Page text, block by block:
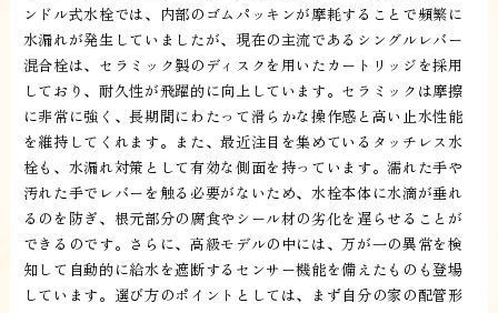
ンドル式水栓では、内部のゴムパッキンが摩耗することで頻繁に
水漏れが発生していましたが、現在の主流であるシングルレバー
混合栓は、セラミック製のディスクを用いたカートリッジを採用
しており、耐久性が飛躍的に向上しています。セラミックは摩擦
に非常に強く、長期間にわたって滑らかな操作感と高い止水性能
を維持してくれます。また、最近注目を集めているタッチレス水
栓も、水漏れ対策として有効な側面を持っています。濡れた手や
汚れた手でレバーを触る必要がないため、水栓本体に水滴が垂れ
るのを防ぎ、根元部分の腐食やシール材の劣化を遅らせることが
できるのです。さらに、高級モデルの中には、万が一の異常を検
知して自動的に給水を遮断するセンサー機能を備えたものも登場
しています。選び方のポイントとしては、まず自分の家の配管形